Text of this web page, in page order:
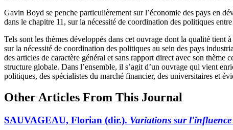
Gavin Boyd se penche particulièrement sur l’économie des pays en
dans le chapitre 11, sur la nécessité de coordination des politiques
Tels sont les thèmes développés dans cet ouvrage dont la qualité
sur la nécessité de coordination des politiques au sein des pays
des articles de caractère général et sans rapport direct avec son thème
structure globale. Dans l’ensemble, il s’agit d’un ouvrage qui vient
politiques, des spécialistes du marché financier, des universitaires et
Other Articles From This Journal
SAUVAGEAU, Florian (dir.). Variations sur